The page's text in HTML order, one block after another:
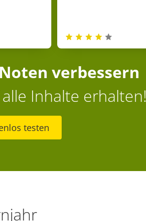
verbessern
Inhalte erhalten!
testen